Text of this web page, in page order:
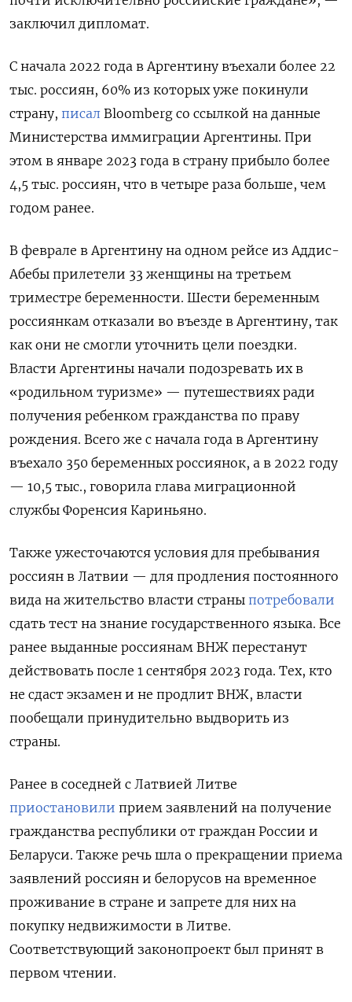
заключил дипломат.
С начала 2022 года в Аргентину въехали более 22
тыс. россиян, 60% из которых уже покинули
страну, писал Bloomberg со ссылкой на данные
Министерства иммиграции Аргентины. При
этом в январе 2023 года в страну прибыло более
4,5 тыс. россиян, что в четыре раза больше, чем
годом ранее.
В феврале в Аргентину на одном рейсе из Аддис-
Абебы прилетели 33 женщины на третьем
триместре беременности. Шести беременным
россиянкам отказали во въезде в Аргентину, так
как они не смогли уточнить цели поездки.
Власти Аргентины начали подозревать их в
«родильном туризме» — путешествиях ради
получения ребенком гражданства по праву
рождения. Всего же с начала года в Аргентину
въехало 350 беременных россиянок, а в 2022 году
— 10,5 тыс., говорила глава миграционной
службы Форенсия Кариньяно.
Также ужесточаются условия для пребывания
россиян в Латвии — для продления постоянного
вида на жительство власти страны потребовали
сдать тест на знание государственного языка. Все
ранее выданные россиянам ВНЖ перестанут
действовать после 1 сентября 2023 года. Тех, кто
не сдаст экзамен и не продлит ВНЖ, власти
пообещали принудительно выдворить из
страны.
Ранее в соседней с Латвией Литве
приостановили прием заявлений на получение
гражданства республики от граждан России и
Беларуси. Также речь шла о прекращении приема
заявлений россиян и белорусов на временное
проживание в стране и запрете для них на
покупку недвижимости в Литве.
Соответствующий законопроект был принят в
первом чтении.